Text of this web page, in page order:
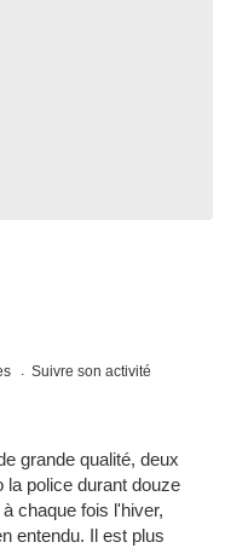
Suivre son activité
grande qualité, deux
la police durant douze
chaque fois l'hiver,
entendu. Il est plus